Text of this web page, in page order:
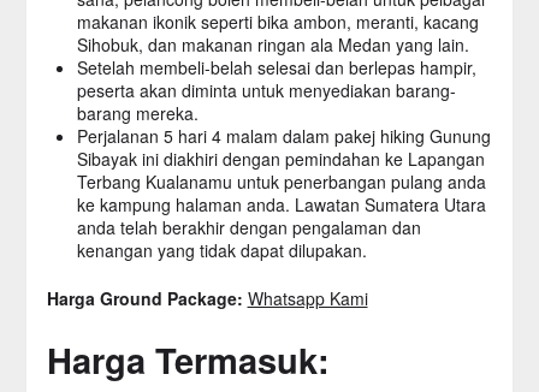
makanan ikonik seperti bika ambon, meranti, kacang
Sihobuk, dan makanan ringan ala Medan yang lain.
Setelah membeli-belah selesai dan berlepas hampir,
peserta akan diminta untuk menyediakan barang-
barang mereka.
Perjalanan 5 hari 4 malam dalam pakej hiking Gunung
Sibayak ini diakhiri dengan pemindahan ke Lapangan
Terbang Kualanamu untuk penerbangan pulang anda
ke kampung halaman anda. Lawatan Sumatera Utara
anda telah berakhir dengan pengalaman dan
kenangan yang tidak dapat dilupakan.
Harga Ground Package: Whatsapp Kami
Harga Termasuk: